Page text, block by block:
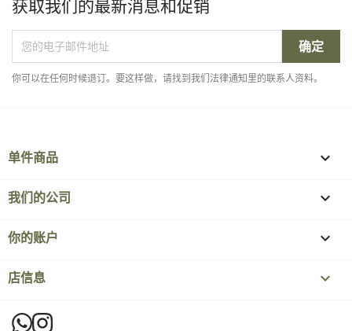
获取我们的最新消息和促销
你可以在任何时候退订。要这样做，请找到我们法律通知里的联系人资料。
单件商品 
我们的公司 
你的账户 
店信息 keyboard_arrow_down